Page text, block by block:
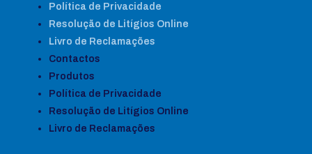
Política de Privacidade
Resolução de Litígios Online
Livro de Reclamações
Contactos
Produtos
Política de Privacidade
Resolução de Litígios Online
Livro de Reclamações